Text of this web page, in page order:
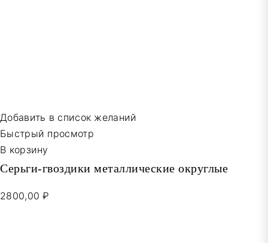
Добавить в список желаний
Быстрый просмотр
В корзину
Серьги-гвоздики металлические округлые
2800,00 ₽